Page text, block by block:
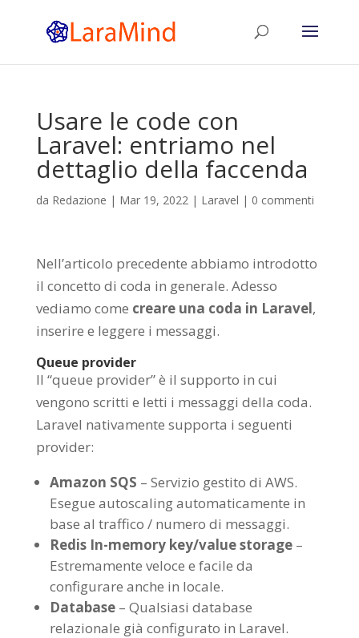
Usare le code con
Laravel: entriamo nel
dettaglio della faccenda
da Redazione | Mar 19, 2022| Laravel | 0 commenti
Nell’articolo precedente abbiamo introdotto
il concetto di coda in generale. Adesso
vediamo come creare una coda in Laravel,
inserire e leggere i messaggi.
Queue provider
Il “queue provider” è il supporto in cui
vengono scritti e letti i messaggi della coda.
Laravel nativamente supporta i seguenti
provider:
Amazon SQS – Servizio gestito di AWS.
Esegue autoscaling automaticamente in
base al traffico / numero di messaggi.
Redis In-memory key/value storage–
Estremamente veloce e facile da
configurare anche in locale.
Database– Qualsiasi database
relazionale già configurato in Laravel.